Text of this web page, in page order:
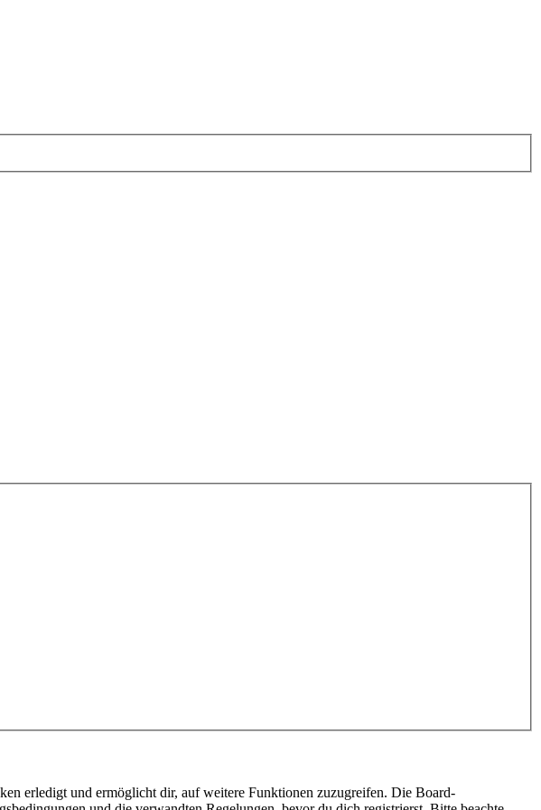
erledigt und ermöglicht dir, auf weitere Funktionen zuzugreifen. Die Board-